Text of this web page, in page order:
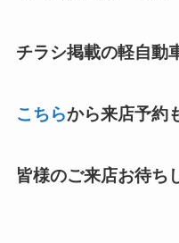
チラシ掲載の軽自動
こちらから来店予約
皆様のご来店お待ち